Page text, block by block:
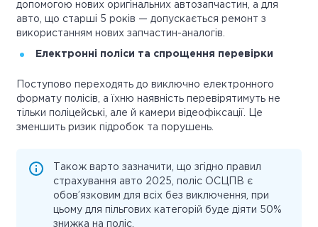
допомогою нових оригінальних автозапчастин, а для
авто, що старші 5 років — допускається ремонт з
використанням нових запчастин-аналогів.
Електронні поліси та спрощення перевірки
Поступово переходять до виключно електронного
формату полісів, а їхню наявність перевірятимуть не
тільки поліцейські, але й камери відеофіксації. Це
зменшить ризик підробок та порушень.
Також варто зазначити, що згідно правил
страхування авто 2025, поліс ОСЦПВ є
обов’язковим для всіх без виключення, при
цьому для пільгових категорій буде діяти 50%
знижка на поліс.